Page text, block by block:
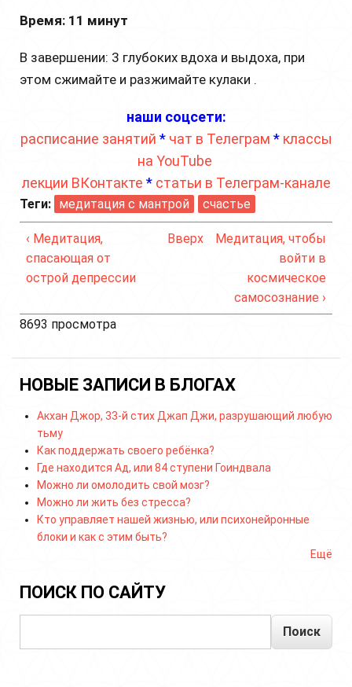
Время: 11 минут
В завершении: 3 глубоких вдоха и выдоха, при
этом сжимайте и разжимайте кулаки .
наши соцсети:
расписание занятий * чат в Телеграм * классы
на YouTube
лекции ВКонтакте * статьи в Телеграм-канале
Теги: медитация с мантрой счастье
‹ Медитация,
спасающая от
острой депрессии
Вверх
Медитация, чтобы
войти в
космическое
самосознание ›
8693 просмотра
НОВЫЕ ЗАПИСИ В БЛОГАХ
Акхан Джор, 33-й стих Джап Джи, разрушающий любую
тьму
Как поддержать своего ребёнка?
Где находится Ад, или 84 ступени Гоиндвала
Можно ли омолодить свой мозг?
Можно ли жить без стресса?
Кто управляет нашей жизнью, или психонейронные
блоки и как с этим быть?
Ещё
ПОИСК ПО САЙТУ